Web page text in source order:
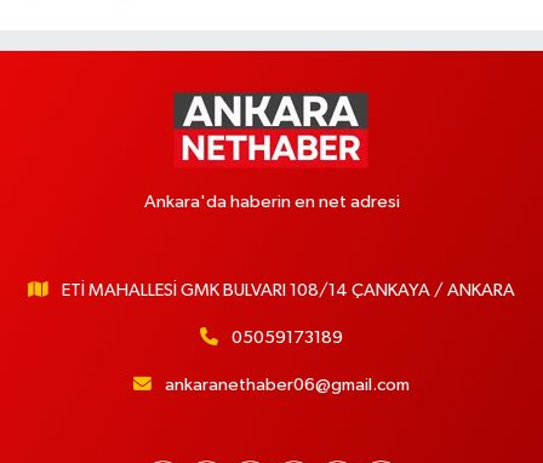
Ankara'da haberin en net adresi
ETİ MAHALLESİ GMK BULVARI 108/14 ÇANKAYA / ANKARA
05059173189
ankaranethaber06@gmail.com